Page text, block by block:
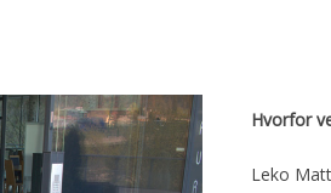
Hvorfor
Leko